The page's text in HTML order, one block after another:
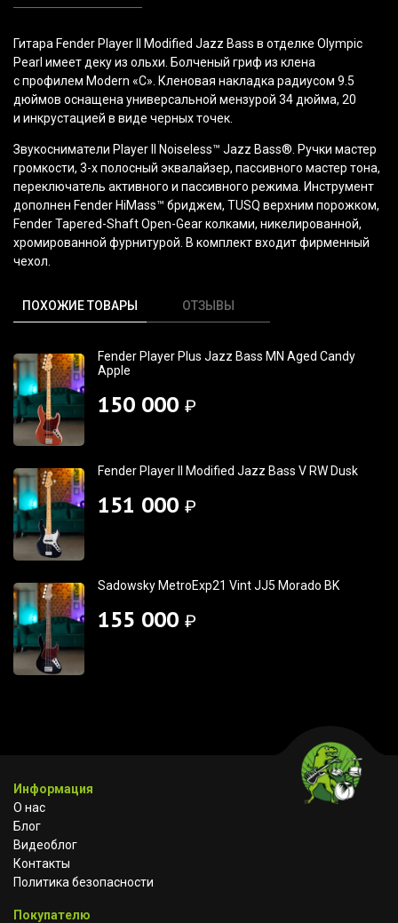
Гитара Fender Player II Modified Jazz Bass в отделке Olympic
Pearl имеет деку из ольхи. Болченый гриф из клена
с профилем Modern «C». Кленовая накладка радиусом 9.5
дюймов оснащена универсальной мензурой 34 дюйма, 20
и инкрустацией в виде черных точек.
Звукосниматели Player II Noiseless™ Jazz Bass®. Ручки мастер
громкости, 3-х полосный эквалайзер, пассивного мастер тона,
переключатель активного и пассивного режима. Инструмент
дополнен Fender HiMass™ бриджем, TUSQ верхним порожком,
Fender Tapered-Shaft Open-Gear колками, никелированной,
хромированной фурнитурой. В комплект входит фирменный
чехол.
ПОХОЖИЕ ТОВАРЫ ОТЗЫВЫ
Fender Player Plus Jazz Bass MN Aged Candy
Apple
150 000 ₽
Fender Player II Modified Jazz Bass V RW Dusk
151 000 ₽
Sadowsky MetroExp21 Vint JJ5 Morado BK
155 000 ₽
Информация
О нас
Блог
Видеоблог
Контакты
Политика безопасности
Покупателю